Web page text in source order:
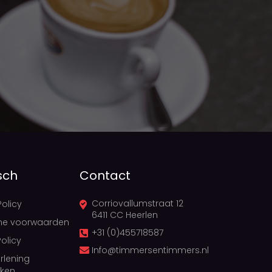
voorwaarden
Contact
Corriovallumstraat 12
6411 CC Heerlen
+31 (0)455718587
Info@timmersentimmers.nl